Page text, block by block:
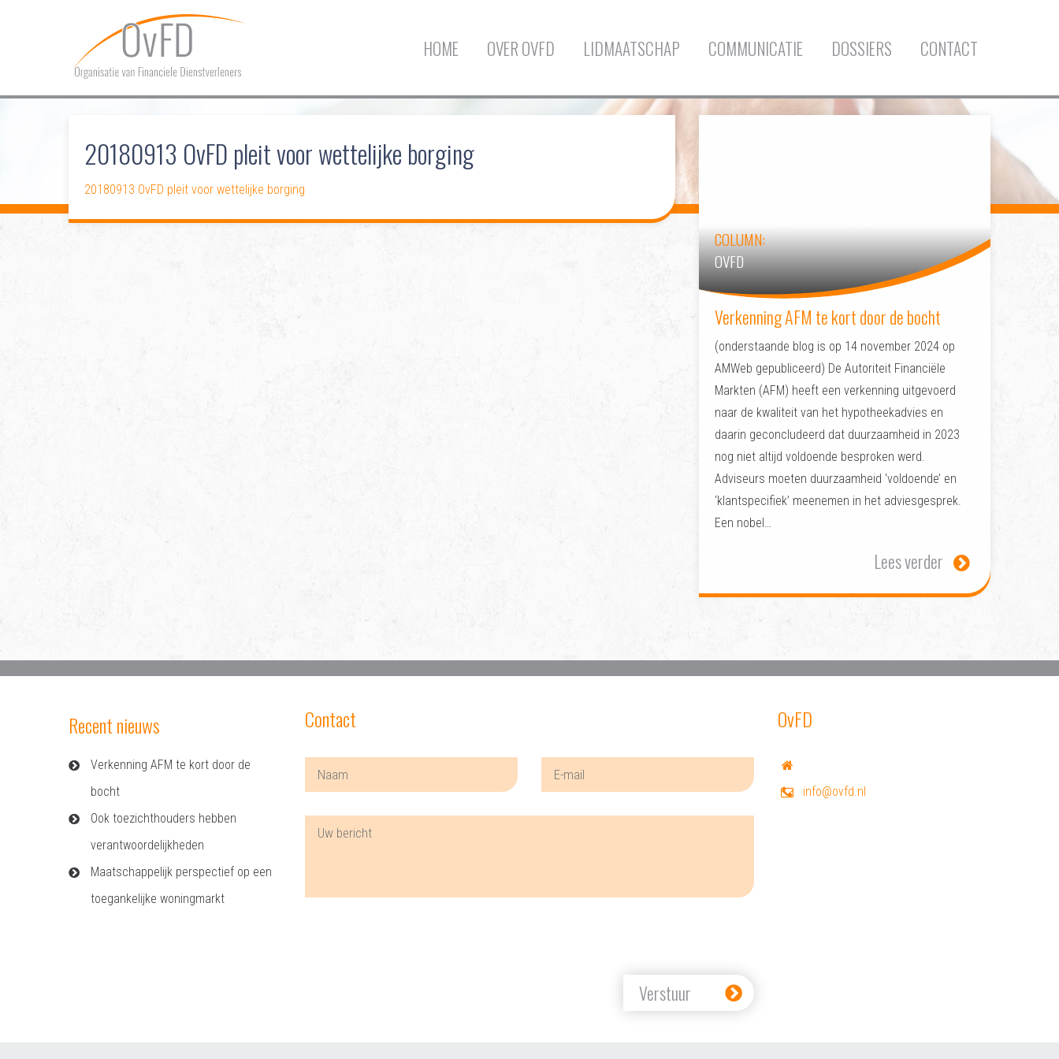
HOME OVER OVFD LIDMAATSCHAP COMMUNICATIE DOSSIERS CONTACT
20180913 OvFD pleit voor wettelijke borging
20180913 OvFD pleit voor wettelijke borging
COLUMN:
OVFD
Verkenning AFM te kort door de bocht
(onderstaande blog is op 14 november 2024 op
AMWeb gepubliceerd) De Autoriteit Financiële
Markten (AFM) heeft een verkenning uitgevoerd
naar de kwaliteit van het hypotheekadvies en
daarin geconcludeerd dat duurzaamheid in 2023
nog niet altijd voldoende besproken werd.
Adviseurs moeten duurzaamheid ‘voldoende’ en
‘klantspecifiek’ meenemen in het adviesgesprek.
Een nobel…
Lees verder
Recent nieuws
Verkenning AFM te kort door de
bocht
Ook toezichthouders hebben
verantwoordelijkheden
Maatschappelijk perspectief op een
toegankelijke woningmarkt
Contact
Verstuur
OvFD
info@ovfd.nl